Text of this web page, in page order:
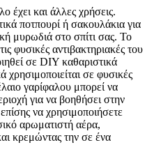
έχει και άλλες χρήσεις.
ποτπουρί ή σακουλάκια για
μυρωδιά στο σπίτι σας. Το
φυσικές αντιβακτηριακές του
σε DIY καθαριστικά
σε φυσικές
γαρίφαλου μπορεί να
για να βοηθήσει στην
να χρησιμοποιήσετε
αρωματιστή αέρα,
κρεμώντας την σε ένα